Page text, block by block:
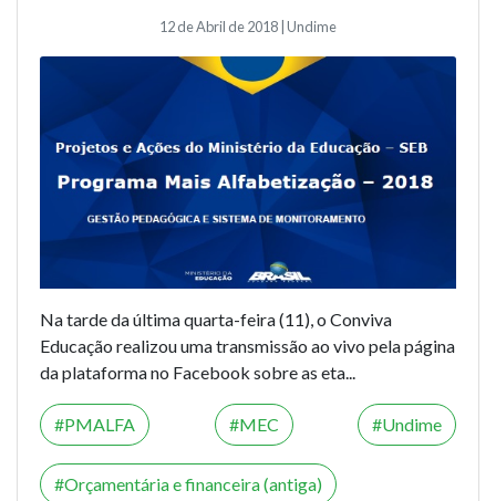
12 de Abril de 2018 | Undime
Na tarde da última quarta-feira (11), o Conviva
Educação realizou uma transmissão ao vivo pela página
da plataforma no Facebook sobre as eta...
PMALFA MEC Undime
Orçamentária e financeira (antiga)